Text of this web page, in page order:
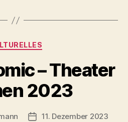
Kategorien
– Theater
2023
Beitragsdatum
11. Dezember 2023